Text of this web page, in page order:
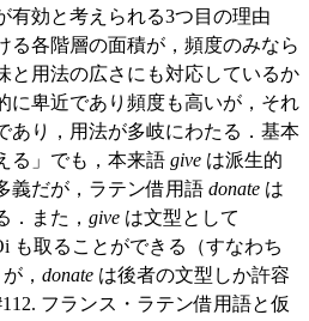
効と考えられる3つ目の理由
る各階層の面積が，頻度のみなら
と用法の広さにも対応しているか
に卑近であり頻度も高いが，それ
あり，用法が多岐にわたる．基本
る」でも，本来語 give は派生的
義だが，ラテン借用語 donate は
．また， give は文型として
も取ることができる（すなわち
， donate は後者の文型しか許容
フランス・ラテン借用語と仮